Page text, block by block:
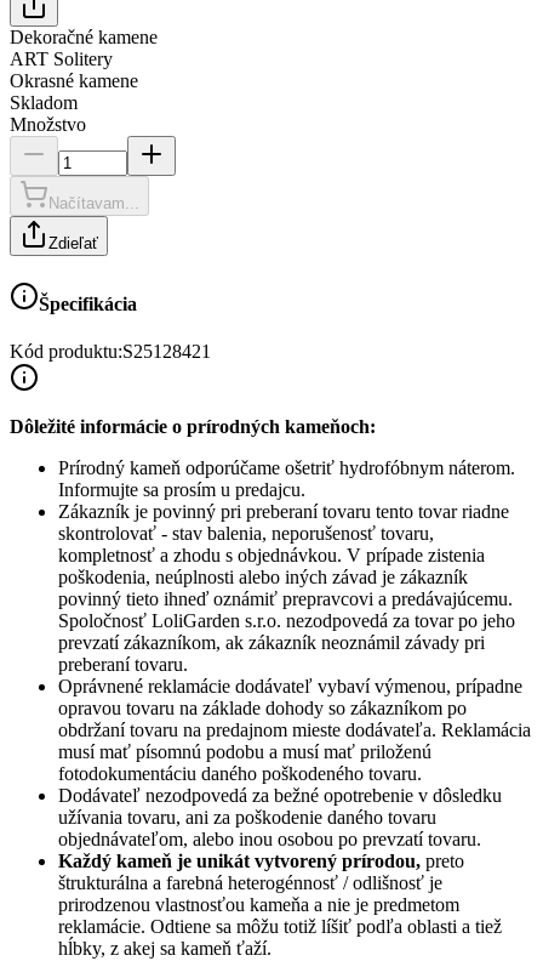
Dekoračné kamene
ART Solitery
Okrasné kamene
Skladom
Množstvo
Načítavam...
Zdieľať
Špecifikácia
Kód produktu:S25128421
Dôležité informácie o prírodných kameňoch:
Prírodný kameň odporúčame ošetriť hydrofóbnym náterom.
Informujte sa prosím u predajcu.
Zákazník je povinný pri preberaní tovaru tento tovar riadne
skontrolovať - stav balenia, neporušenosť tovaru,
kompletnosť a zhodu s objednávkou. V prípade zistenia
poškodenia, neúplnosti alebo iných závad je zákazník
povinný tieto ihneď oznámiť prepravcovi a predávajúcemu.
Spoločnosť LoliGarden s.r.o. nezodpovedá za tovar po jeho
prevzatí zákazníkom, ak zákazník neoznámil závady pri
preberaní tovaru.
Oprávnené reklamácie dodávateľ vybaví výmenou, prípadne
opravou tovaru na základe dohody so zákazníkom po
obdržaní tovaru na predajnom mieste dodávateľa. Reklamácia
musí mať písomnú podobu a musí mať priloženú
fotodokumentáciu daného poškodeného tovaru.
Dodávateľ nezodpovedá za bežné opotrebenie v dôsledku
užívania tovaru, ani za poškodenie daného tovaru
objednávateľom, alebo inou osobou po prevzatí tovaru.
Každý kameň je unikát vytvorený prírodou, preto
štrukturálna a farebná heterogénnosť / odlišnosť je
prirodzenou vlastnosťou kameňa a nie je predmetom
reklamácie. Odtiene sa môžu totiž líšiť podľa oblasti a tiež
hĺbky, z akej sa kameň ťaží.